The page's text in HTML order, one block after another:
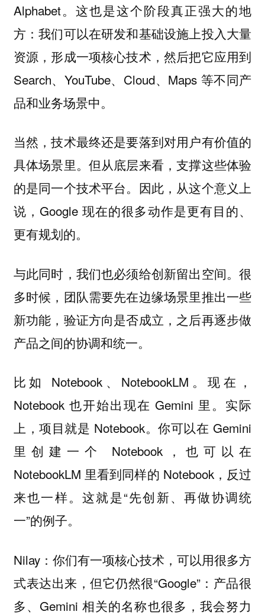
Alphabet。这也是这个阶段真正强大的地
方：我们可以在研发和基础设施上投入大量
资源，形成一项核心技术，然后把它应用到
Search、YouTube、Cloud、Maps 等不同产
品和业务场景中。
当然，技术最终还是要落到对用户有价值的
具体场景里。但从底层来看，支撑这些体验
的是同一个技术平台。因此，从这个意义上
说，Google 现在的很多动作是更有目的、
更有规划的。
与此同时，我们也必须给创新留出空间。很
多时候，团队需要先在边缘场景里推出一些
新功能，验证方向是否成立，之后再逐步做
产品之间的协调和统一。
比如 Notebook、NotebookLM。现在，
Notebook 也开始出现在 Gemini 里。实际
上，项目就是 Notebook。你可以在 Gemini
里创建一个 Notebook，也可以在
NotebookLM 里看到同样的 Notebook，反过
来也一样。这就是“先创新、再做协调统
一”的例子。
Nilay：你们有一项核心技术，可以用很多方
式表达出来，但它仍然很“Google”：产品很
多、Gemini 相关的名称也很多，我会努力